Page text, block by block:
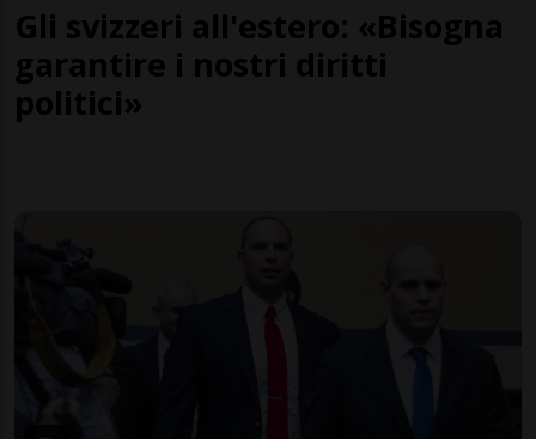
Gli svizzeri all'estero: «Bisogna
garantire i nostri diritti
politici»